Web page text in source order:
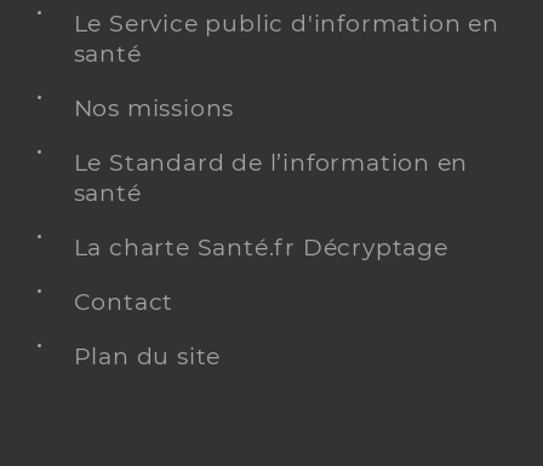
Le Service public d'information en
santé
Nos missions
Le Standard de l’information en
santé
La charte Santé.fr Décryptage
Contact
Plan du site